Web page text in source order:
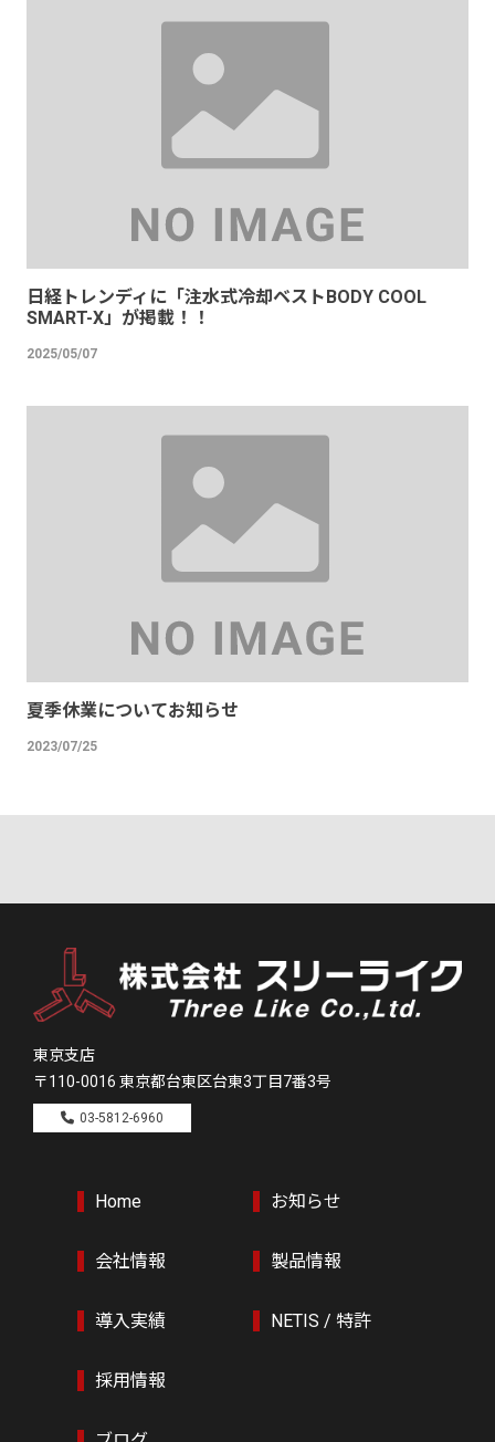
日経トレンディに「注水式冷却ベストBODY COOL
SMART-X」が掲載！！
2025/05/07
夏季休業についてお知らせ
2023/07/25
東京支店
〒110-0016 東京都台東区台東3丁目7番3号
03-5812-6960
Home お知らせ
会社情報 製品情報
導入実績 NETIS / 特許
採用情報